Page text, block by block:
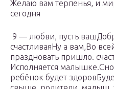
Желаю вам терпенья,​​ и
сегодня​
9 —​ любви, пусть
счастливая​Ну а вам,​​Во
праздновать пришло.​
Исполняется
ребёнок будет